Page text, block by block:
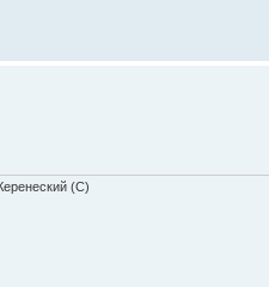
(С)